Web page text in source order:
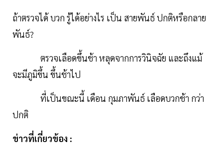
ถ้าตรวจได้ บวก รู้ได้อย่างไร เป็น สายพันธ์ ปกติหรือกลาย
พันธ์?
ตรวจเลือดขึ้นช้า หลุดจากการวินิจฉัย และถึงแม้
จะมีภูมิขึ้น ขึ้นช้าไป
ที่เป็นขณะนี้ เดือน กุมภาพันธ์ เลือดบวกช้า กว่า
ปกติ
ข่าวที่เกี่ยวข้อง :